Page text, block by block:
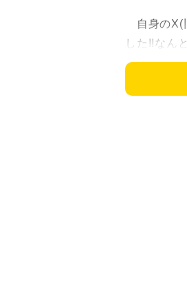
自身のX(
した!!なん
まよの一
ていただ